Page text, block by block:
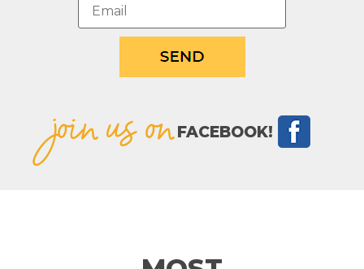
join us on FACEBOOK!